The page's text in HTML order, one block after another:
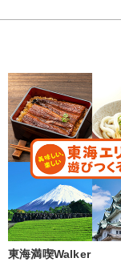
東海満喫Walker